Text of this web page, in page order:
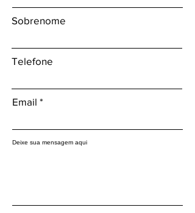
Sobrenome
Telefone
Email
Deixe sua mensagem aqui